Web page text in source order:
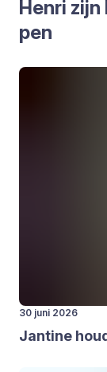
Hen­ri
pen
30 juni 2026
Jan­ti­ne